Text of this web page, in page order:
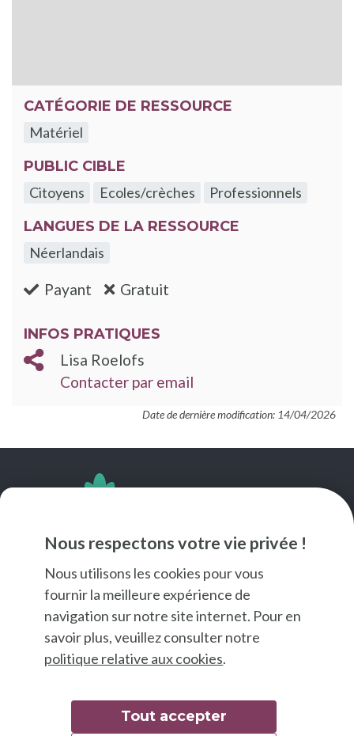
Nous respectons votre vie privée !
Nous utilisons les cookies pour vous
fournir la meilleure expérience de
navigation sur notre site internet. Pour en
savoir plus, veuillez consulter notre
politique relative aux cookies.
Tout accepter
CATÉGORIE DE RESSOURCE
Matériel
PUBLIC CIBLE
Citoyens
Ecoles/crèches
Professionnels
LANGUES DE LA RESSOURCE
Néerlandais
Payant :non Gratuit
INFOS PRATIQUES
Lisa Roelofs
Contacter par email
Date de dernière modification: 14/04/2026